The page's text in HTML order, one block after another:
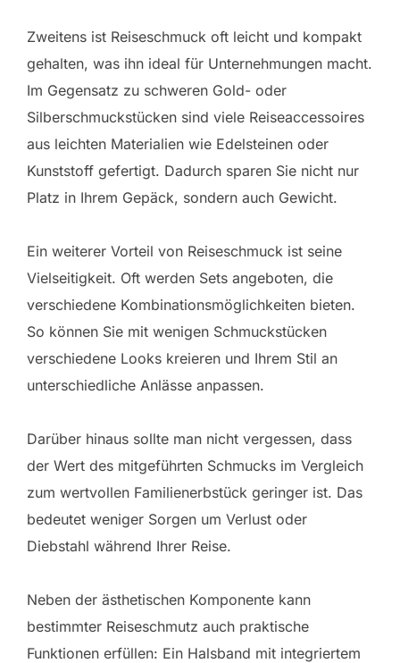
Zweitens ist Reiseschmuck oft leicht und kompakt
gehalten, was ihn ideal für Unternehmungen macht.
Im Gegensatz zu schweren Gold- oder
Silberschmuckstücken sind viele Reiseaccessoires
aus leichten Materialien wie Edelsteinen oder
Kunststoff gefertigt. Dadurch sparen Sie nicht nur
Platz in Ihrem Gepäck, sondern auch Gewicht.
Ein weiterer Vorteil von Reiseschmuck ist seine
Vielseitigkeit. Oft werden Sets angeboten, die
verschiedene Kombinationsmöglichkeiten bieten.
So können Sie mit wenigen Schmuckstücken
verschiedene Looks kreieren und Ihrem Stil an
unterschiedliche Anlässe anpassen.
Darüber hinaus sollte man nicht vergessen, dass
der Wert des mitgeführten Schmucks im Vergleich
zum wertvollen Familienerbstück geringer ist. Das
bedeutet weniger Sorgen um Verlust oder
Diebstahl während Ihrer Reise.
Neben der ästhetischen Komponente kann
bestimmter Reiseschmutz auch praktische
Funktionen erfüllen: Ein Halsband mit integriertem